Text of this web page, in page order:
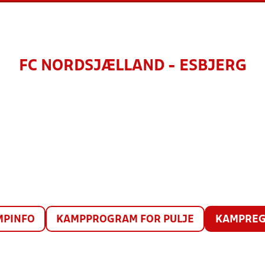
FC NORDSJÆLLAND - ESBJERG
KAMPPROGRAM FOR PULJE